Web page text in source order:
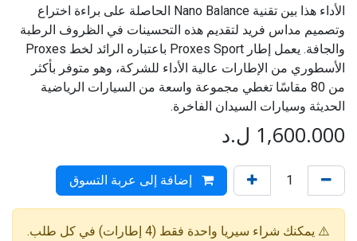
الأداء هذا بين تقنية Nano Balance الحاصلة على براءة اختراع
وتصميم مداس فريد لتقديم هذه التحسينات في الظروف الرطبة
والجافة. يعمل إطار Proxes Sport باعتباره الرائد لخط Proxes
الأسطوري من الإطارات عالية الأداء للشركة، وهو متوفر بأكثر
من 80 مقاسًا تغطي مجموعة واسعة من السيارات الرياضية
الحديثة وسيارات السيدان الفاخرة.
1,600.000 ل.د
إضافة إلى عربة التسوق
⚠️ يمكنك شراء سيريا واحدة فقط (4 إطارات) في كل طلب.